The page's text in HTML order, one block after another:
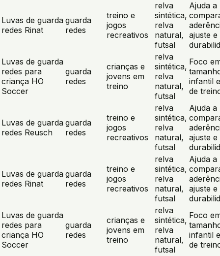
Luvas de guarda
redes Rinat
guarda
redes
treino e
jogos
recreativos
relva
sintética,
relva
natural,
futsal
Ajuda a
ajuste e
Luvas de guarda
redes para
criança HO
Soccer
guarda
redes
crianças e
jovens em
treino
relva
sintética,
relva
natural,
futsal
Foco
infantil
de
Luvas de guarda
redes Reusch
guarda
redes
treino e
jogos
recreativos
relva
sintética,
relva
natural,
futsal
Ajuda a
ajuste e
Luvas de guarda
redes Rinat
guarda
redes
treino e
jogos
recreativos
relva
sintética,
relva
natural,
futsal
Ajuda a
ajuste e
Luvas de guarda
redes para
criança HO
Soccer
guarda
redes
crianças e
jovens em
treino
relva
sintética,
relva
natural,
futsal
Foco
infantil
de